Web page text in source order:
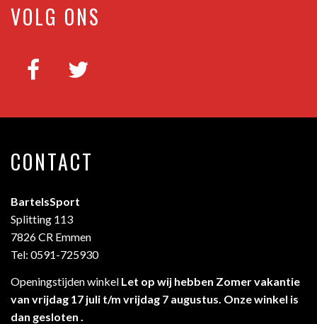
VOLG ONS
CONTACT
BartelsSport
Splitting 113
7826 CR Emmen
Tel: 0591-725930
Openingstijden winkel Let op wij hebben Zomer vakantie
van vrijdag 17 juli t/m vrijdag 7 augustus. Onze winkel is
dan gesloten .